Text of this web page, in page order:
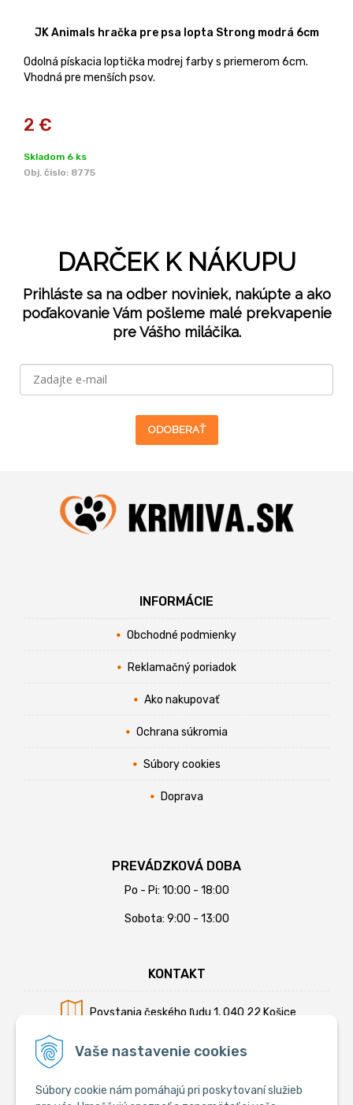
Vaše nastavenie cookies
Súbory cookie nám pomáhajú pri poskytovaní služieb
JK Animals hračka pre psa lopta Strong modrá 6cm
Odolná pískacia loptička modrej farby s priemerom 6cm.
Vhodná pre menších psov.
2 €
Skladom 6 ks
Obj. čislo: 8775
DARČEK K NÁKUPU
Prihláste sa na odber noviniek, nakúpte a ako
poďakovanie Vám pošleme malé prekvapenie
pre Vášho miláčika.
ODOBERAŤ
INFORMÁCIE
Obchodné podmienky
Reklamačný poriadok
Ako nakupovať
Ochrana súkromia
Súbory cookies
Doprava
PREVÁDZKOVÁ DOBA
Po - Pi: 10:00 - 18:00
Sobota: 9:00 - 13:00
KONTAKT
Povstania českého ľudu 1, 040 22 Košice
Mobil:+421 902 794 355
E-mail:info@krmiva.sk